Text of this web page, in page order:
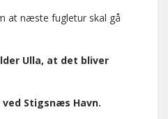
at næste fugletur skal gå
Ulla, at det bliver
ved Stigsnæs Havn.